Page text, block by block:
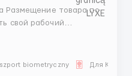
biometryczny Для